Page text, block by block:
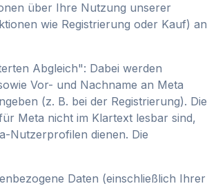
über Ihre Nutzung unserer
wie Registrierung oder Kauf) an
Abgleich": Dabei werden
Vor- und Nachname an Meta
(z. B. bei der Registrierung). Die
Meta nicht im Klartext lesbar sind,
Nutzerprofilen dienen. Die
Daten (einschließlich Ihrer